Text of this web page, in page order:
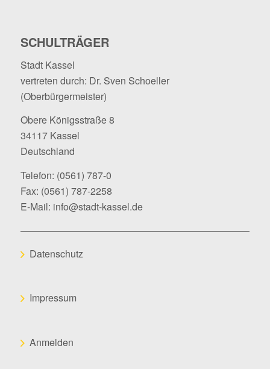
SCHULTRÄGER
Stadt Kassel
vertreten durch: Dr. Sven Schoeller
(Oberbürgermeister)
Obere Königsstraße 8
34117 Kassel
Deutschland
Telefon: (0561) 787-0
Fax: (0561) 787-2258
E-Mail: info@stadt-kassel.de
Datenschutz
Impressum
Anmelden